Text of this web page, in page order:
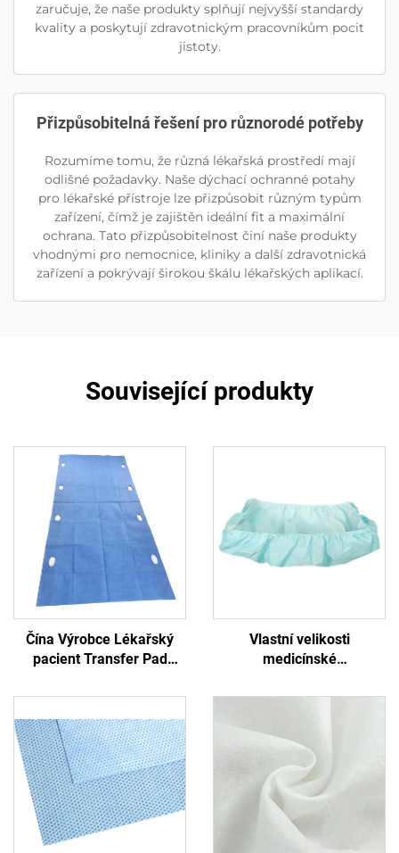
zaručuje, že naše produkty splňují nejvyšší standardy
kvality a poskytují zdravotnickým pracovníkům pocit
jistoty.
Přizpůsobitelná řešení pro různorodé potřeby
Rozumíme tomu, že různá lékařská prostředí mají
odlišné požadavky. Naše dýchací ochranné potahy
pro lékařské přístroje lze přizpůsobit různým typům
zařízení, čímž je zajištěn ideální fit a maximální
ochrana. Tato přizpůsobitelnost činí naše produkty
vhodnými pro nemocnice, kliniky a další zdravotnická
zařízení a pokrývají širokou škálu lékařských aplikací.
Související produkty
Čína Výrobce Lékařský
pacient Transfer Pad
s rukojetí
Vlastní velikosti
medicínské
PP+PE jednorázová postel
nemocniční jednorázová
postel